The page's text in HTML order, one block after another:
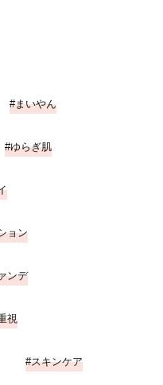
まいやん
ゆらぎ肌
ョン
ンデ
視
スキンケア